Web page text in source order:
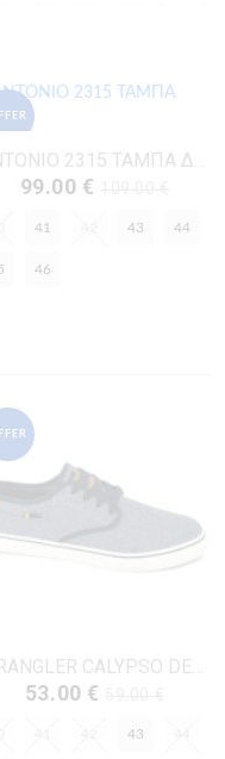
ANTONIO 2315 ΤΑΜΠΑ ΔΕΡΜΑ
99.00 €
41 43 44
46
WRANGLER CALYPSO DERBY-20261032 ΤΖΗΝ ΥΦΑΣΜΑ
53.00 €
43